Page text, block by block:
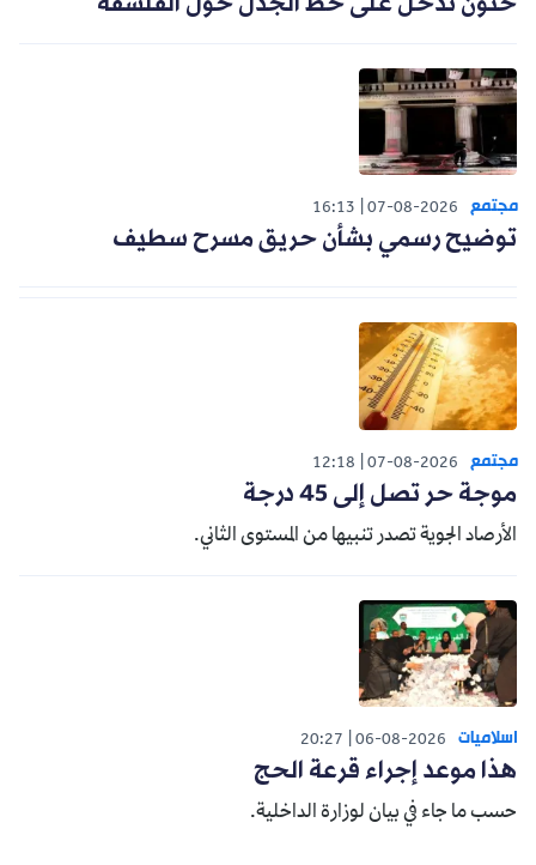
مجتمع 07-08-2026
16:13
توضيح رسمي بشأن حريق مسرح سطيف
مجتمع 07-08-2026
12:18
موجة حر تصل إلى 45 درجة
الأرصاد الجوية تصدر تنبيها من المستوى الثاني.
اسلاميات 06-08-2026
20:27
هذا موعد إجراء قرعة الحج
حسب ما جاء في بيان لوزارة الداخلية.